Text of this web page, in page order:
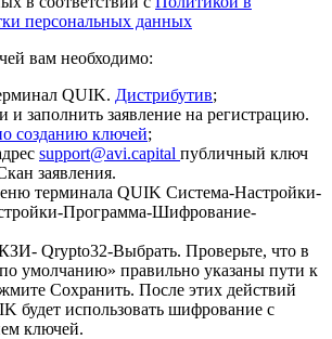
персональных данных
вам необходимо:
QUIK. Дистрибутив;
и заполнить заявление на регистрацию.
созданию ключей;
support@avi.capital публичный ключ
заявления.
терминала QUIK Система-Настройки-
Программа-Шифрование-
Qrypto32-Выбрать. Проверьте, что в
умолчанию» правильно указаны пути к
Сохранить. После этих действий
будет использовать шифрование с
ключей.